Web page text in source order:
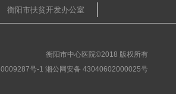
衡阳市扶贫开发办公室
衡阳市中心医院©2018 版权所有
号-1 湘公网安备 43040602000025号